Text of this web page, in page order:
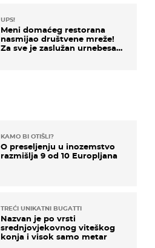
UPS!
Meni domaćeg restorana
nasmijao društvene mreže!
Za sve je zaslužan urnebesan
KAMO BI OTIŠLI?
O preseljenju u inozemstvo
razmišlja 9 od 10 Europljana
TREĆI UNIKATNI BUGATTI
Nazvan je po vrsti
srednjovjekovnog viteškog
konja i visok samo metar